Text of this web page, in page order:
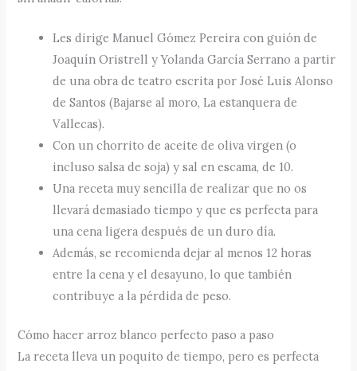
Les dirige Manuel Gómez Pereira con guión de
Joaquín Oristrell y Yolanda García Serrano a partir
de una obra de teatro escrita por José Luis Alonso
de Santos (Bajarse al moro, La estanquera de
Vallecas).
Con un chorrito de aceite de oliva virgen (o
incluso salsa de soja) y sal en escama, de 10.
Una receta muy sencilla de realizar que no os
llevará demasiado tiempo y que es perfecta para
una cena ligera después de un duro día.
Además, se recomienda dejar al menos 12 horas
entre la cena y el desayuno, lo que también
contribuye a la pérdida de peso.
Cómo hacer arroz blanco perfecto paso a paso
La receta lleva un poquito de tiempo, pero es perfecta